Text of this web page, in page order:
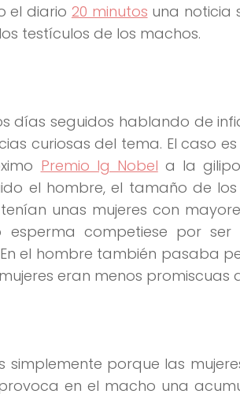
el diario 20 minutos una noticia
testículos de los machos.
días seguidos hablando de
curiosas del tema. El caso
Premio Ig Nobel a la
el hombre, el tamaño de
unas mujeres con
esperma competiese por
el hombre también pasaba
eran menos promiscuas
simplemente porque las
en el macho una